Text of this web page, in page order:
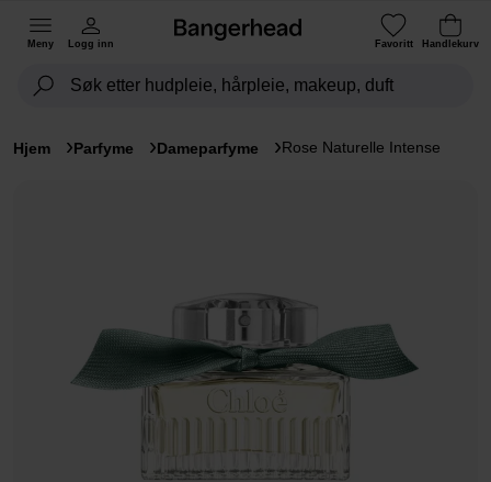
Meny Logg inn Favoritt Handlekurv
Hjem Parfyme Dameparfyme Rose Naturelle Intense